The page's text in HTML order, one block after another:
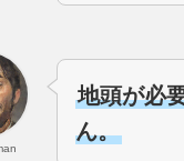
地頭が必
ん。